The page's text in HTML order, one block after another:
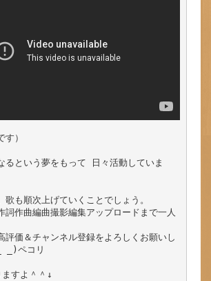
す）
るという夢をもって 日々活動していま
歌も順次上げていくことでしょう。
詞作曲編曲撮影編集アップロードまで一人
評価＆チャンネル登録をよろしくお願いし
ペコリ
すよ＾＾↓